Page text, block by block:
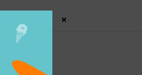
×